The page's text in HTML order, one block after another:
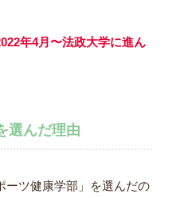
年4月〜法政大学に進ん
選んだ理由
ーツ健康学部」を選んだの